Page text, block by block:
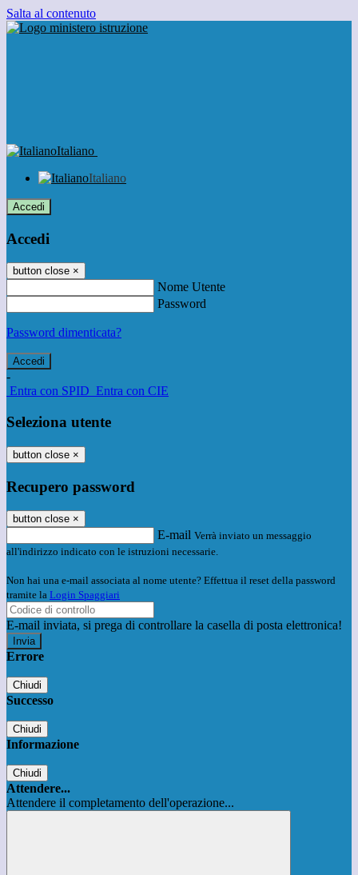
Salta al contenuto
Italiano
Italiano
Accedi
Accedi
button close ×
Nome Utente
Password
Password dimenticata?
-
Entra con SPID Entra con CIE
Seleziona utente
button close ×
Recupero password
button close ×
E-mail Verrà inviato un messaggio
all'indirizzo indicato con le istruzioni necessarie.
Non hai una e-mail associata al nome utente? Effettua il reset della password
tramite la Login Spaggiari
E-mail inviata, si prega di controllare la casella di posta elettronica!
Errore
Chiudi
Successo
Chiudi
Informazione
Chiudi
Attendere...
Attendere il completamento dell'operazione...